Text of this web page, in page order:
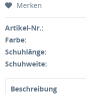
Merken
Artikel-Nr.:
Farbe:
Schuhlänge:
Schuhweite:
Beschreibung